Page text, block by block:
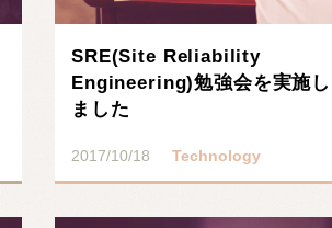
SRE(Site Reliability
Engineering)勉強会を実施し
ました
2017/10/18 Technology